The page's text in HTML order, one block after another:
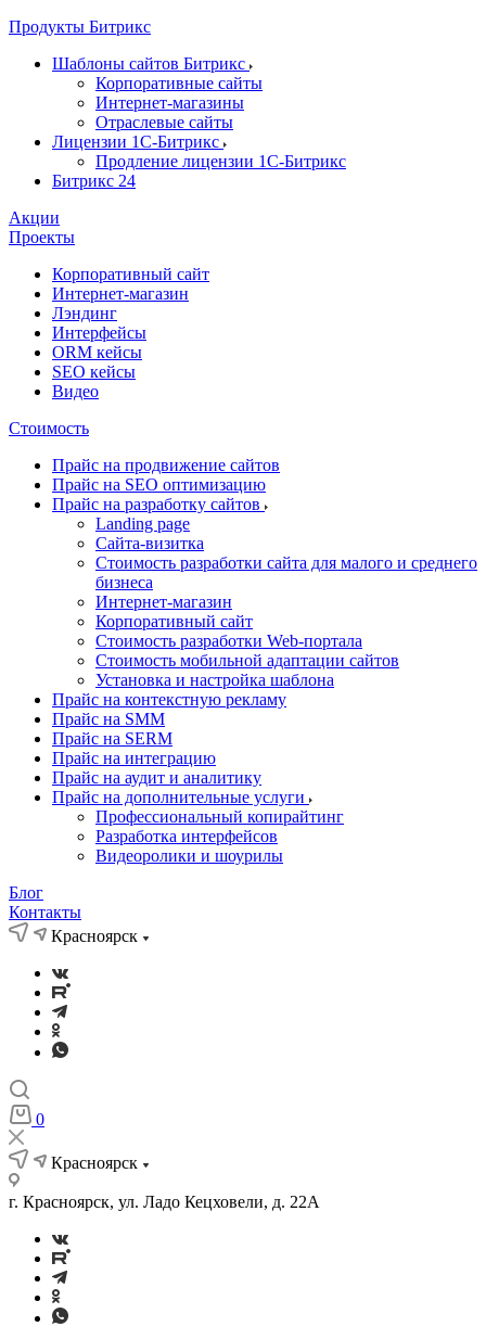
Продукты Битрикс
Шаблоны сайтов Битрикс
Корпоративные сайты
Интернет-магазины
Отраслевые сайты
Лицензии 1С-Битрикс
Продление лицензии 1С-Битрикс
Битрикс 24
Акции
Проекты
Корпоративный сайт
Интернет-магазин
Лэндинг
Интерфейсы
ORM кейсы
SEO кейсы
Видео
Стоимость
Прайс на продвижение сайтов
Прайс на SEO оптимизацию
Прайс на разработку сайтов
Landing page
Cайта-визитка
Стоимость разработки сайта для малого и среднего
бизнеса
Интернет-магазин
Корпоративный сайт
Стоимость разработки Web-портала
Стоимость мобильной адаптации сайтов
Установка и настройка шаблона
Прайс на контекстную рекламу
Прайс на SMM
Прайс на SERM
Прайс на интеграцию
Прайс на аудит и аналитику
Прайс на дополнительные услуги
Профессиональный копирайтинг
Разработка интерфейсов
Видеоролики и шоурилы
Блог
Контакты
Красноярск
0
Красноярск
г. Красноярск, ул. Ладо Кецховели, д. 22А